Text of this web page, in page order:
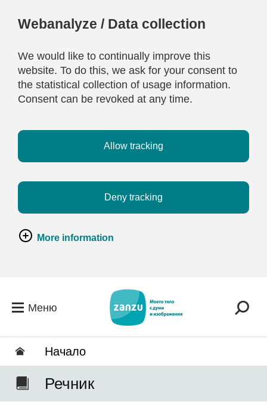
Webanalyze / Data collection
We would like to continually improve this
website. To do this, we ask for your consent to
the statistical collection of usage information.
Consent can be revoked at any time.
Allow tracking
Deny tracking
More information
Меню
Hачало
Речник